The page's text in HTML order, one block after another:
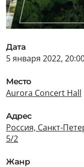
Дата
5 января 2022,
Место
Aurora Concert Hall
Адрес
Россия, Санкт-
5/2
Жанр